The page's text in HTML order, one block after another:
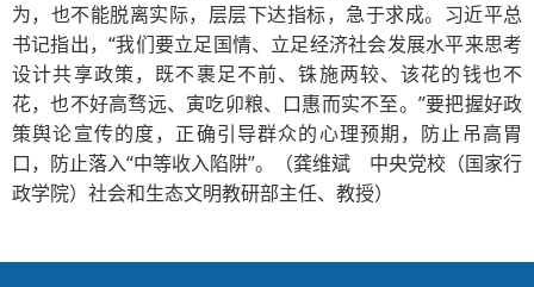
为，也不能脱离实际，层层下达指标，急于求成。习近平总
书记指出，“我们要立足国情、立足经济社会发展水平来思考
设计共享政策，既不裹足不前、铢施两较、该花的钱也不
花，也不好高骛远、寅吃卯粮、口惠而实不至。”要把握好政
策舆论宣传的度，正确引导群众的心理预期，防止吊高胃
口，防止落入“中等收入陷阱”。（龚维斌 中央党校（国家行
政学院）社会和生态文明教研部主任、教授）